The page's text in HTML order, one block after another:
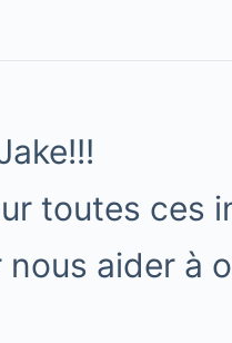
toutes ces
aider à